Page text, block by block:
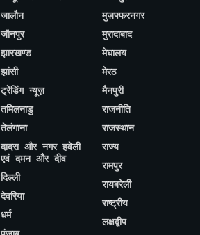
जालौन
जौनपुर
झारखण्ड
झांसी
ट्रेंडिंग न्यूज़
तमिलनाडु
तेलंगाना
दादरा और नगर हवेली
एवं दमन और दीव
दिल्ली
देवरिया
धर्म
मुज़फ्फरनगर
मुरादाबाद
मेघालय
मेरठ
मैनपुरी
राजनीति
राजस्थान
राज्य
रामपुर
रायबरेली
राष्ट्रीय
लक्षद्वीप